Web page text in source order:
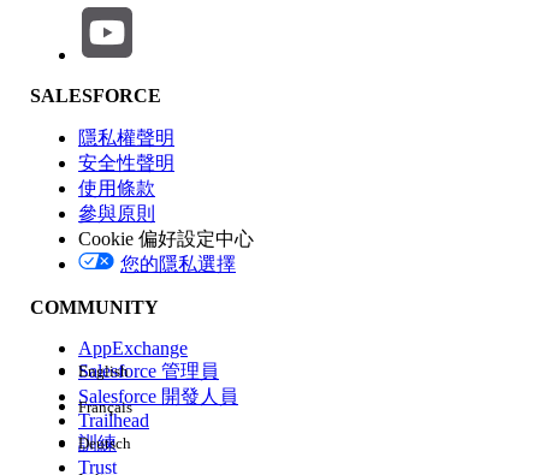
功能影響
版本
經驗
SALESFORCE
隱私權聲明
安全性聲明
使用條款
參與原則
Cookie 偏好設定中心
您的隱私選擇
COMMUNITY
AppExchange
Salesforce 管理員
Salesforce 開發人員
Trailhead
訓練
Trust
English
Français
Deutsch